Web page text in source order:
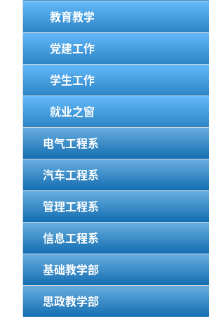
教育教学
党建工作
学生工作
就业之窗
电气工程系
汽车工程系
管理工程系
信息工程系
基础教学部
思政教学部